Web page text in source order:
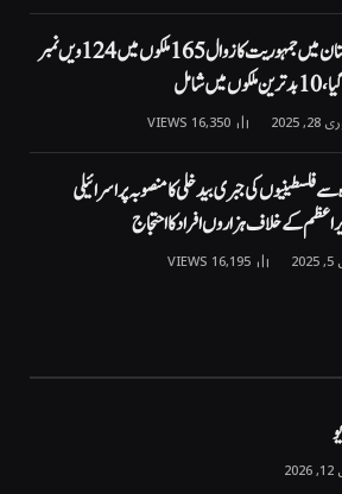
پاکستان میں جمہوریت کا زوال 165 ملکوں میں 124ویں نمبر
میں شامل
2025
16,350
VIEWS
فلسطینیوں کی جبری بیدخلی کا منصوبہ پر اسرائیلی
کے خلاف ہزاروں افراد کا احتجاج
16,195
VIEWS